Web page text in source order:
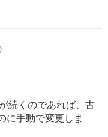
続くのであれば、古
に手動で変更しま